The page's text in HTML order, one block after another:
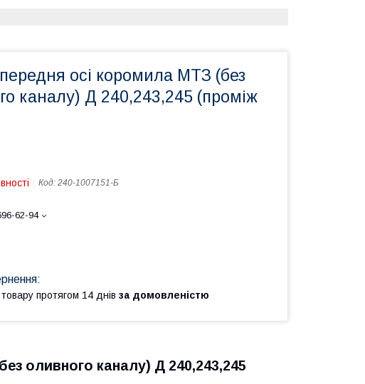
осі коромила МТЗ (без
каналу) Д 240,243,245 (проміж
Код: 240-1007151-Б
62-94
протягом 14 днів за домовленістю
оливного каналу) Д 240,243,245